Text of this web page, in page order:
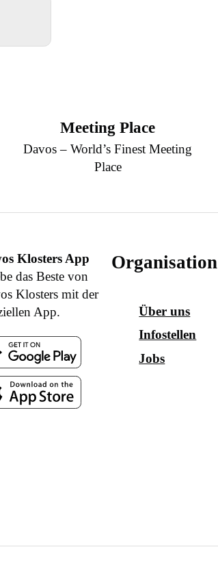
Meeting Place
Davos – World’s Finest Meeting
Place
Klosters App
das Beste von
Klosters mit der
App.
Organisation
Über uns
Infostellen
Jobs